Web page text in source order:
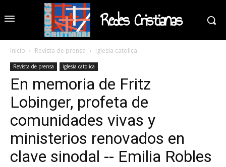
Redes Cristianas
Inicio Revista de prensa iglesia catolica
Revista de prensa iglesia catolica
En memoria de Fritz
Lobinger, profeta de
comunidades vivas y
ministerios renovados en
clave sinodal -- Emilia Robles